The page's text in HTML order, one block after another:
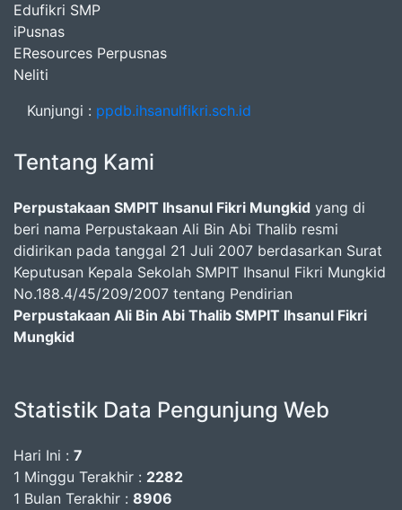
Edufikri SMP
iPusnas
EResources Perpusnas
Neliti
Kunjungi : ppdb.ihsanulfikri.sch.id
Tentang Kami
Perpustakaan SMPIT Ihsanul Fikri Mungkid yang di
beri nama Perpustakaan Ali Bin Abi Thalib resmi
didirikan pada tanggal 21 Juli 2007 berdasarkan Surat
Keputusan Kepala Sekolah SMPIT Ihsanul Fikri Mungkid
No.188.4/45/209/2007 tentang Pendirian
Perpustakaan Ali Bin Abi Thalib SMPIT Ihsanul Fikri
Mungkid
Statistik Data Pengunjung Web
Hari Ini : 7
1 Minggu Terakhir : 2282
1 Bulan Terakhir : 8906